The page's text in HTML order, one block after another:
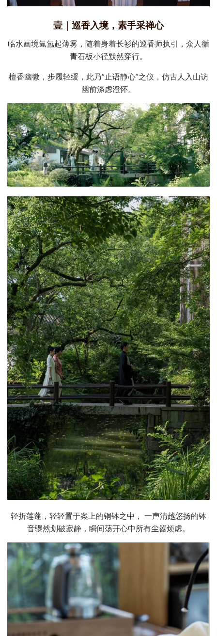
壹｜巡香入境，素手采禅心
临水画境氤氲起薄雾，随着身着长衫的巡香师执引，众人循
青石板小径默然穿行。
檀香幽微，步履轻缓，此乃“止语静心”之仪，仿古人入山访
幽前涤虑澄怀。
轻折莲蓬，轻轻置于案上的铜钵之中， 一声清越悠扬的钵
音骤然划破寂静，瞬间荡开心中所有尘嚣烦虑。